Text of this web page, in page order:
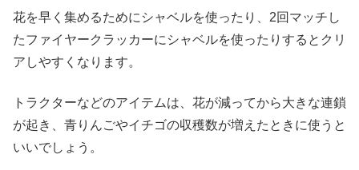
花を早く集めるためにシャベルを使ったり、2回マッチし
たファイヤークラッカーにシャベルを使ったりするとクリ
アしやすくなります。
トラクターなどのアイテムは、花が減ってから大きな連鎖
が起き、青りんごやイチゴの収穫数が増えたときに使うと
いいでしょう。